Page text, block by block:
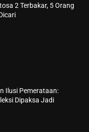
2 Terbakar, 5 Orang
Ilusi Pemerataan:
Dipaksa Jadi